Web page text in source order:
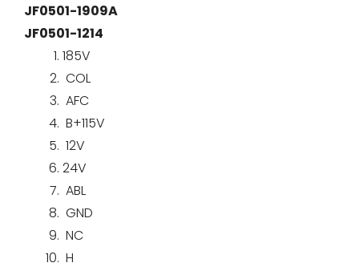
JF0501-1909A
JF0501-1214
185V
COL
AFC
B+115V
12V
24V
ABL
GND
NC
H